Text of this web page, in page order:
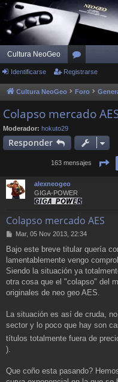
Cultura NeoGeo
or
os
Identificarse Registrarse
Cultura NeoGeo Foro
Colapso mercado
Moderador: hokuto29
Responder
163 mensajes
alexneogeo
GIGA-POWER
Colapso mercado AES
M
n
s
a
Mar, 05 Nov 2013, 22:34
Bajo este breve titular quería
lamentablemente vengo
Siendo la situación ya
otra cosa que el "colapso" del
originales de neo geo AES.
La situación es así de cruda,
sector y lo poco que hay son
títulos totalmente fuera de
).
Que coño esta pasando?